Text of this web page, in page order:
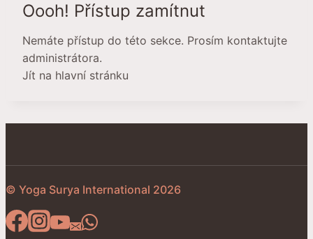
Oooh! Přístup zamítnut
Nemáte přístup do této sekce. Prosím kontaktujte
administrátora.
Jít na hlavní stránku
© Yoga Surya International 2026